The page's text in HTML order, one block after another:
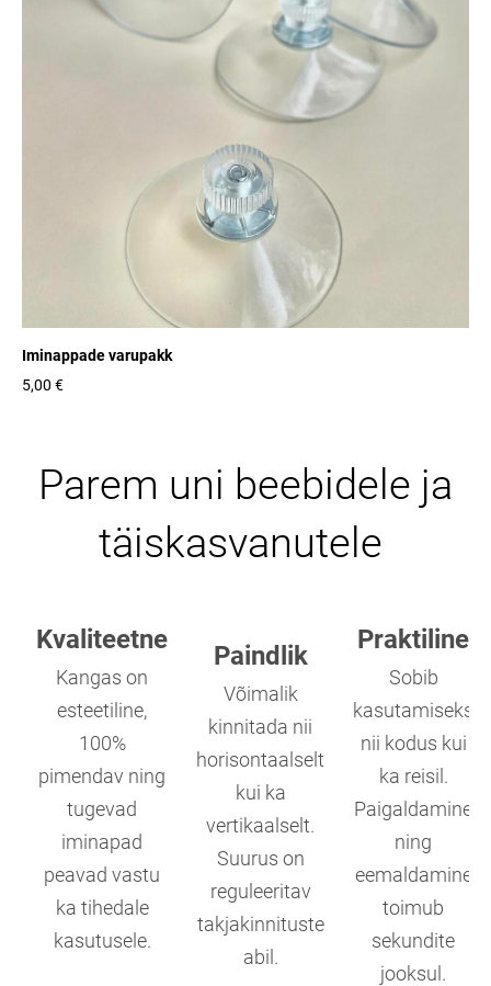
Iminappade varupakk
5,00 €
Parem uni beebidele ja
täiskasvanutele
Kvaliteetne
Kangas on
esteetiline,
100%
pimendav ning
tugevad
iminapad
peavad vastu
ka tihedale
kasutusele.
Paindlik
Võimalik
kinnitada nii
horisontaalselt
kui ka
vertikaalselt.
Suurus on
reguleeritav
takjakinnituste
abil.
Praktiline
Sobib
kasutamiseks
nii kodus kui
ka reisil.
Paigaldamine
ning
eemaldamine
toimub
sekundite
jooksul.